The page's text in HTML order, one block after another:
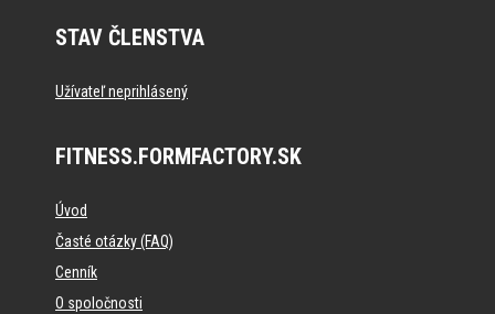
STAV ČLENSTVA
Užívateľ neprihlásený
FITNESS.FORMFACTORY.SK
Úvod
Časté otázky (FAQ)
Cenník
O spoločnosti